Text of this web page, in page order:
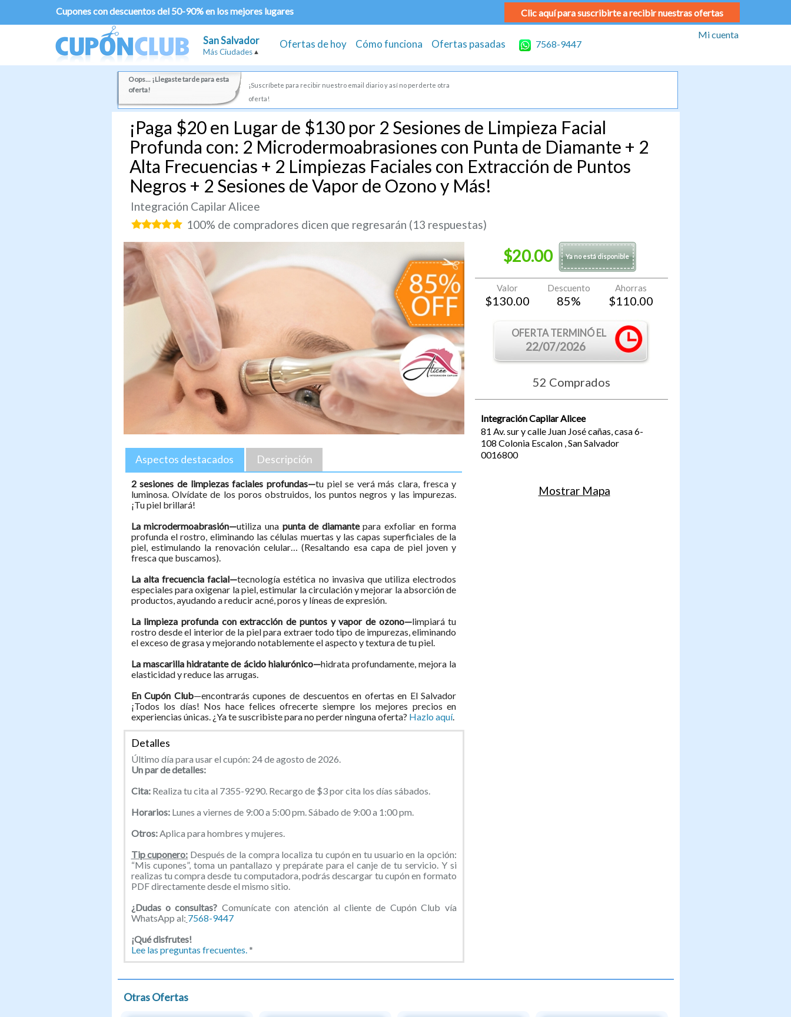
Cupones con descuentos del 50-90% en los mejores lugares Clic aquí para suscribirte a recibir nuestras ofertas
San Salvador
Más Ciudades
Ofertas de hoy Cómo funciona Ofertas pasadas 7568-9447
Mi cuenta
Oops... ¡Llegaste tarde para esta
oferta!
¡Suscríbete para recibir nuestro email diario y así no perderte otra
oferta!
¡Paga $20 en Lugar de $130 por 2 Sesiones de Limpieza Facial
Profunda con: 2 Microdermoabrasiones con Punta de Diamante + 2
Alta Frecuencias + 2 Limpiezas Faciales con Extracción de Puntos
Negros + 2 Sesiones de Vapor de Ozono y Más!
Integración Capilar Alicee
100% de compradores dicen que regresarán (13 respuestas)
Aspectos destacados Descripción
2 sesiones de limpiezas faciales profundas—tu piel se verá más clara, fresca y
luminosa. Olvídate de los poros obstruidos, los puntos negros y las impurezas.
¡Tu piel brillará!
La microdermoabrasión—utiliza una punta de diamantepara exfoliar en forma
profunda el rostro, eliminando las células muertas y las capas superficiales de la
piel, estimulando la renovación celular… (Resaltando esa capa de piel joven y
fresca que buscamos).
La alta frecuencia facial—tecnología estética no invasiva que utiliza electrodos
especiales para oxigenar la piel, estimular la circulación y mejorar la absorción de
productos, ayudando a reducir acné, poros y líneas de expresión.
La limpieza profunda con extracción de puntos y vapor de ozono—limpiará tu
rostro desde el interior de la piel para extraer todo tipo de impurezas, eliminando
el exceso de grasa y mejorando notablemente el aspecto y textura de tu piel.
La mascarilla hidratante de ácido hialurónico—hidrata profundamente, mejora la
elasticidad y reduce las arrugas.
En Cupón Club—encontrarás cupones de descuentos en ofertas en El Salvador
¡Todos los días! Nos hace felices ofrecerte siempre los mejores precios en
experiencias únicas. ¿Ya te suscribiste para no perder ninguna oferta? Hazlo aquí.
Detalles
Último día para usar el cupón: 24 de agosto de 2026.
Un par de detalles:
Cita: Realiza tu cita al 7355-9290. Recargo de $3 por cita los días sábados.
Horarios: Lunes a viernes de 9:00 a 5:00 pm. Sábado de 9:00 a 1:00 pm.
Otros:Aplica para hombres y mujeres.
Tip cuponero: Después de la compra localiza tu cupón en tu usuario en la opción:
“Mis cupones”, toma un pantallazo y prepárate para el canje de tu servicio. Y si
realizas tu compra desde tu computadora, podrás descargar tu cupón en formato
PDF directamente desde el mismo sitio.
¿Dudas o consultas? Comunícate con atención al cliente de Cupón Club vía
WhatsApp al: 7568-9447
¡Qué disfrutes!
Lee las preguntas frecuentes.*
$20.00 Ya no está disponible
Valor
$130.00
Descuento
85%
Ahorras
$110.00
OFERTA TERMINÓ EL
22/07/2026
52 Comprados
Integración Capilar Alicee
81 Av. sur y calle Juan José cañas, casa 6-
108 Colonia Escalon,San Salvador
0016800
Mostrar Mapa
Otras Ofertas